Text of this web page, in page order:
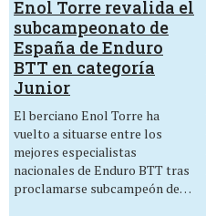
Enol Torre revalida el
subcampeonato de
España de Enduro
BTT en categoría
Junior
El berciano Enol Torre ha
vuelto a situarse entre los
mejores especialistas
nacionales de Enduro BTT tras
proclamarse subcampeón de…